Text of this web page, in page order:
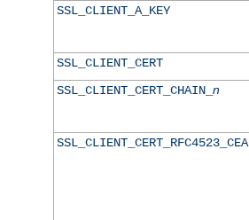
SSL_CLIENT_A_KEY
SSL_CLIENT_CERT
SSL_CLIENT_CERT_CHAIN_ n
SSL_CLIENT_CERT_RFC4523_CEA